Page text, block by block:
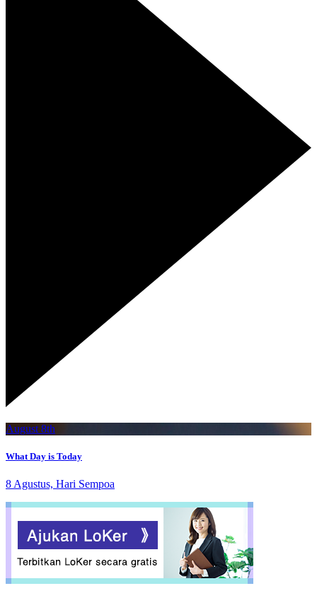
August 8th
What Day is Today
8 Agustus, Hari Sempoa